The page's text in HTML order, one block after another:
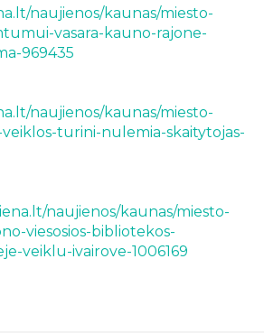
naujienos/kaunas/miesto-
vasara-kauno-rajone-
969435
naujienos/kaunas/miesto-
turini-nulemia-skaitytojas-
naujienos/kaunas/miesto-
viesosios-bibliotekos-
veiklu-ivairove-1006169